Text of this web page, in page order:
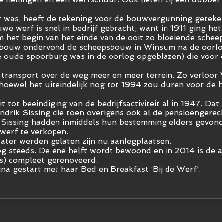
heeft de tekening voor de bouwvergunning
werf is snel in bedrijf gebracht, want in 1911 ging
het begin van het einde van de ooit zo bloeiende
ondervond de scheepsbouw in Winsum na de
spoorburg was in de oorlog opgeblazen) die voor
over de weg meer en meer terrein. Zo
het uiteindelijk nog tot 1994 zou duren voor de
tot beëindiging van de bedrijfsactiviteit al in 1947. Dat
Sissing die toen overigens ook al de
hadden inmiddels hun bestemming elders
te verkopen.
werden gelaten zijn nu aanlegplaatsen.
steeds. De ene helft wordt bewoond en in 2014 is de
compleet gerenoveerd.
gestart met haar Bed en Breakfast ‘Bij de Werf’.